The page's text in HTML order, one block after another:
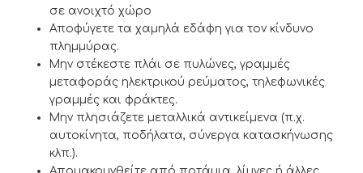
σε ανοιχτό χώρο
Αποφύγετε τα χαμηλά εδάφη για τον κίνδυνο
πλημμύρας.
Μην στέκεστε πλάι σε πυλώνες, γραμμές
μεταφοράς ηλεκτρικού ρεύματος, τηλεφωνικές
γραμμές και φράκτες.
Μην πλησιάζετε μεταλλικά αντικείμενα (π.χ.
αυτοκίνητα, ποδήλατα, σύνεργα κατασκήνωσης
κλπ.).